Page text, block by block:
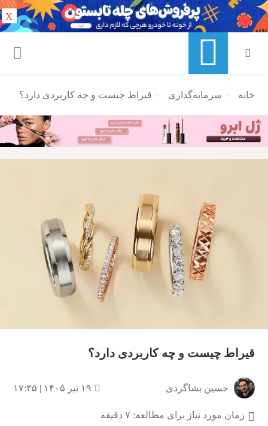
منوی ناوبری خرده نان
خانه سرمایه‌گذاری قیراط چیست و چه کاربردی دارد؟
قیراط چیست و چه کاربردی دارد؟
حسین بشاگردی ۱۹ تیر ۱۴۰۵ | ۱۷:۳۵
زمان مورد نیاز برای مطالعه: ۷ دقیقه
X